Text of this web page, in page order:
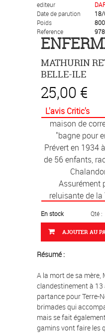
editeur
Date de parution
Poids
Reference
MATHURIN
BELLE-ILE
25,00 €
L'avis Critic's
Cette
c'est celle de
maison de
"bagne pour
Prévert en 1934
de 56 enfants,
Assurément
reluisante de
elle est
En stock Qté :
AJOUTER AU
Résumé :
A la mort de sa
clandestinement à 13
partance pour Terre-
brimades qui
mais se fait
gamins vont faire les